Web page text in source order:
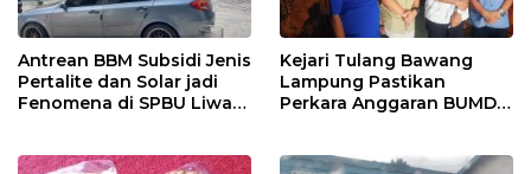
Antrean BBM Subsidi Jenis
Pertalite dan Solar jadi
Fenomena di SPBU Liwa
Kejari Tulang Bawang
Lampung Pastikan
Perkara Anggaran BUMD